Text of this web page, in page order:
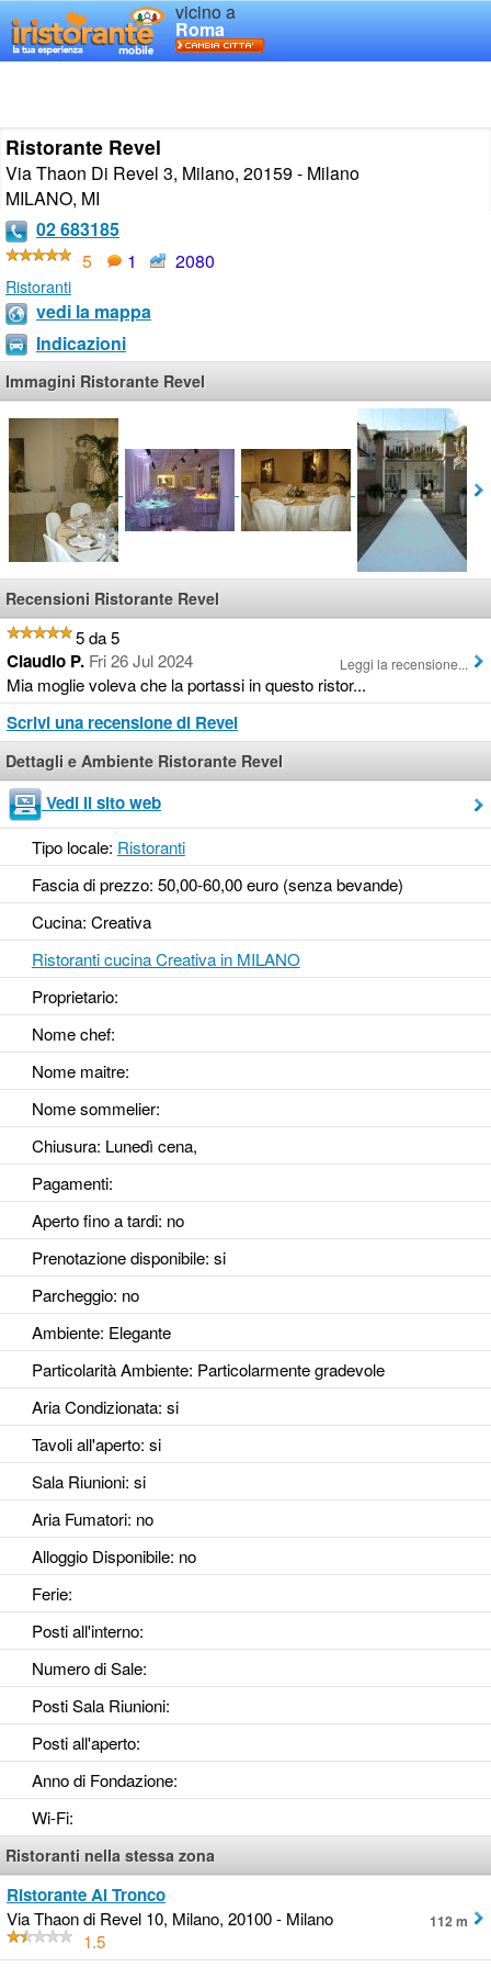
vicino a
Roma
Ristorante Revel
Via Thaon Di Revel 3, Milano, 20159 - Milano
MILANO, MI
02 683185
5
1 2080
Ristoranti
vedi la mappa
Indicazioni
Immagini Ristorante Revel
Recensioni Ristorante Revel
5 da 5
Claudio P. Fri 26 Jul 2024
Mia moglie voleva che la portassi in questo ristor...
Leggi la recensione...
Scrivi una recensione di Revel
Dettagli e Ambiente Ristorante Revel
Vedi il sito web
Tipo locale: Ristoranti
Fascia di prezzo: 50,00-60,00 euro (senza bevande)
Cucina: Creativa
Ristoranti cucina Creativa in MILANO
Proprietario:
Nome chef:
Nome maitre:
Nome sommelier:
Chiusura: Lunedì cena,
Pagamenti:
Aperto fino a tardi: no
Prenotazione disponibile: si
Parcheggio: no
Ambiente: Elegante
Particolarità Ambiente: Particolarmente gradevole
Aria Condizionata: si
Tavoli all'aperto: si
Sala Riunioni: si
Aria Fumatori: no
Alloggio Disponibile: no
Ferie:
Posti all'interno:
Numero di Sale:
Posti Sala Riunioni:
Posti all'aperto:
Anno di Fondazione:
Wi-Fi:
Ristoranti nella stessa zona
Ristorante Al Tronco
Via Thaon di Revel 10, Milano, 20100 - Milano
1.5
112 m